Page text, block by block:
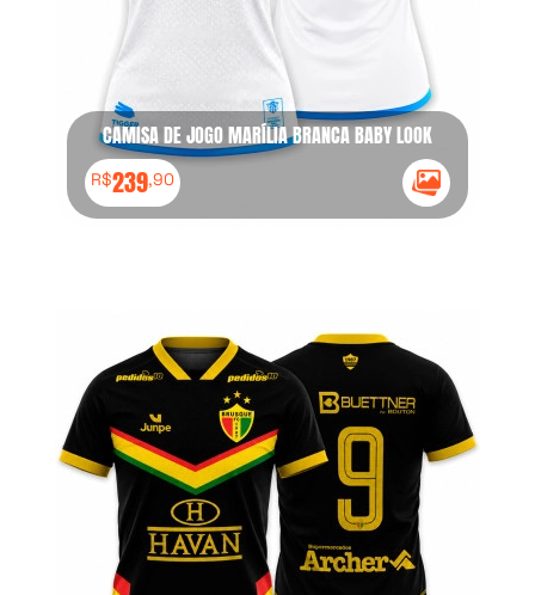
CAMISA DE JOGO MARÍLIA BRANCA BABY LOOK
R$239,90
Ícone Galeria